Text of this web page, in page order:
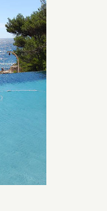
sont
à leur
et de
d’étude